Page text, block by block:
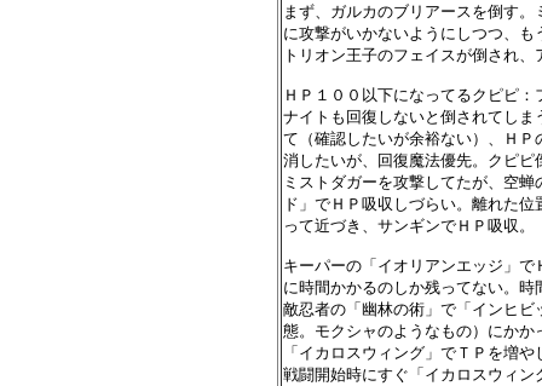
まず、ガルカのブリアースを倒す
に攻撃がいかないようにしつつ、
トリオン王子のフェイスが倒され
ＨＰ１００以下になってるクピピ
ナイトも回復しないと倒されてし
て（確認したいが余裕ない）、Ｈ
消したいが、回復魔法優先。クピピ
ミストダガーを攻撃してたが、空
ド」でＨＰ吸収しづらい。離れた
って近づき、サンギンでＨＰ吸収。
キーパーの「イオリアンエッジ」
に時間かかるのしか残ってない。
敵忍者の「幽林の術」で「インヒ
態。モクシャのようなもの）にか
「イカロスウィング」でＴＰを増
戦闘開始時にすぐ「イカロスウィ